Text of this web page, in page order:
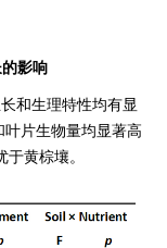
影响
和生理特性均有显
片生物量均显著高
黄棕壤。